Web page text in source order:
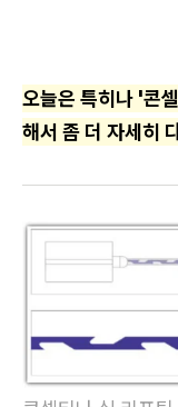
오늘은 특히나 '콘
해서 좀 더 자세히